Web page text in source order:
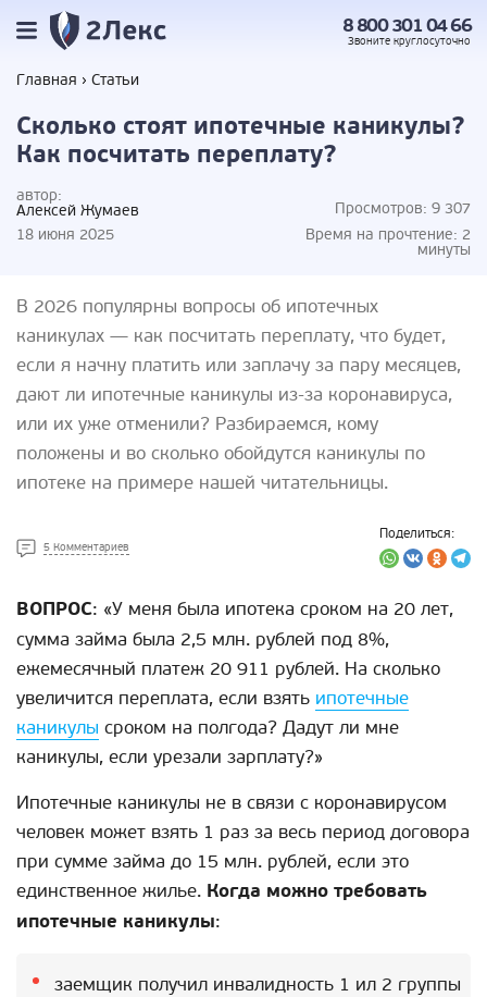
8 800 301 04 66
Звоните круглосуточно
Главная Статьи
Сколько стоят ипотечные каникулы?
Как посчитать переплату?
автор:
Алексей Жумаев
18 июня 2025
Просмотров: 9 307
Время на прочтение: 2
минуты
В 2026 популярны вопросы об ипотечных
каникулах — как посчитать переплату, что будет,
если я начну платить или заплачу за пару месяцев,
дают ли ипотечные каникулы из-за коронавируса,
или их уже отменили? Разбираемся, кому
положены и во сколько обойдутся каникулы по
ипотеке на примере нашей читательницы.
5 Комментариев
Поделиться:
ВОПРОС: «У меня была ипотека сроком на 20 лет,
сумма займа была 2,5 млн. рублей под 8%,
ежемесячный платеж 20 911 рублей. На сколько
увеличится переплата, если взять ипотечные
каникулы сроком на полгода? Дадут ли мне
каникулы, если урезали зарплату?»
Ипотечные каникулы не в связи с коронавирусом
человек может взять 1 раз за весь период договора
при сумме займа до 15 млн. рублей, если это
единственное жилье. Когда можно требовать
ипотечные каникулы:
заемщик получил инвалидность 1 ил 2 группы